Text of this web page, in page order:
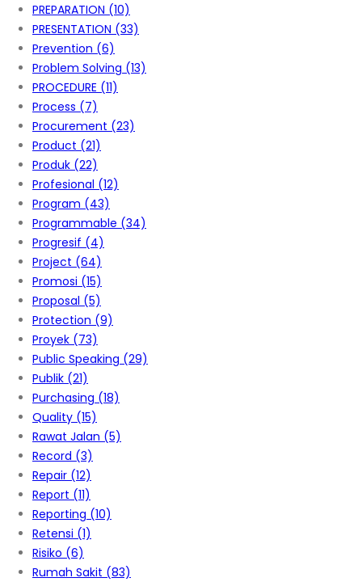
PREPARATION (10)
PRESENTATION (33)
Prevention (6)
Problem Solving (13)
PROCEDURE (11)
Process (7)
Procurement (23)
Product (21)
Produk (22)
Profesional (12)
Program (43)
Programmable (34)
Progresif (4)
Project (64)
Promosi (15)
Proposal (5)
Protection (9)
Proyek (73)
Public Speaking (29)
Publik (21)
Purchasing (18)
Quality (15)
Rawat Jalan (5)
Record (3)
Repair (12)
Report (11)
Reporting (10)
Retensi (1)
Risiko (6)
Rumah Sakit (83)